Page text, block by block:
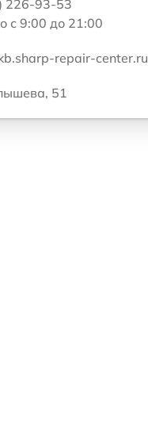
226-93-53
с 9:00 до 21:00
repair-center.ru
51